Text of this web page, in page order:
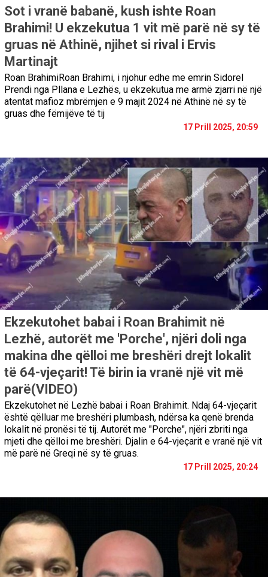
Sot i vranë babanë, kush ishte Roan
Brahimi! U ekzekutua 1 vit më parë në sy të
gruas në Athinë, njihet si rival i Ervis
Martinajt
Roan BrahimiRoan Brahimi, i njohur edhe me emrin Sidorel
Prendi nga Pllana e Lezhës, u ekzekutua me armë zjarri në një
atentat mafioz mbrëmjen e 9 majit 2024 në Athinë në sy të
gruas dhe fëmijëve të tij
17 Prill 2025, 20:59
Ekzekutohet babai i Roan Brahimit në
Lezhë, autorët me 'Porche', njëri doli nga
makina dhe qëlloi me breshëri drejt lokalit
të 64-vjeçarit! Të birin ia vranë një vit më
parë(VIDEO)
Ekzekutohet në Lezhë babai i Roan Brahimit. Ndaj 64-vjeçarit
është qëlluar me breshëri plumbash, ndërsa ka qenë brenda
lokalit në pronësi të tij. Autorët me "Porche", njëri zbriti nga
mjeti dhe qëlloi me breshëri. Djalin e 64-vjeçarit e vranë një vit
më parë në Greqi në sy të gruas.
17 Prill 2025, 20:24